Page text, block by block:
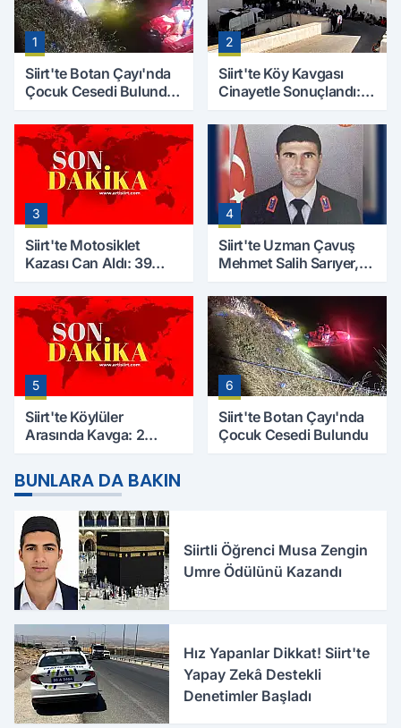
1
Siirt'te Botan Çayı'nda
Çocuk Cesedi Bulundu:
Çalışmaları Başlıyor
2
Siirt'te Köy Kavgası
Cinayetle Sonuçlandı:
Kaybetti
3
Siirt'te Motosiklet
Kazası Can Aldı: 39
Hayatını Kaybetti
4
Siirt'te Uzman Çavuş
Mehmet Salih Sarıyer,
5
Siirt'te Köylüler
Arasında Kavga: 2
Ağır
6
Siirt'te Botan Çayı'nda
Çocuk Cesedi Bulundu
BUNLARA DA BAKIN
Siirtli Öğrenci Musa Zengin
Umre Ödülünü Kazandı
Hız Yapanlar Dikkat! Siirt'te
Yapay Zekâ Destekli
Denetimler Başladı